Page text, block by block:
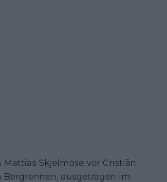
Skjelmose vor Cristiãn
Bergrennen, ausgetragen im